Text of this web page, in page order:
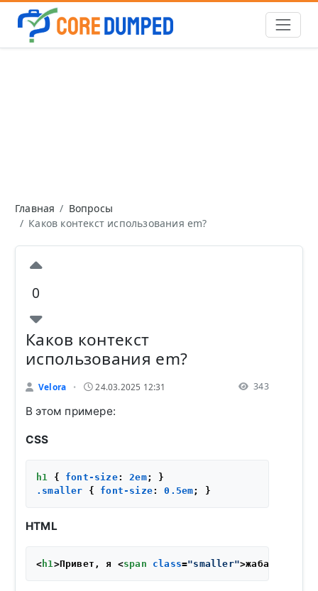
Главная
Вопросы
Каков контекст использования em?
0
Каков контекст
использования em?
Velora • 24.03.2025 12:31 343
В этом примере:
CSS
h1 { font-size: 2em
.smaller { font-size: 0.5em
HTML
< h1>Привет, я <span class="smaller">жаба